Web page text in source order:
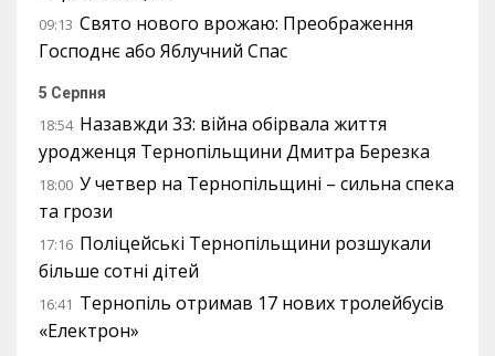
09:13 Свято нового врожаю: Преображення
Господнє або Яблучний Спас
5 Серпня
18:54 Назавжди 33: війна обірвала життя
уродженця Тернопільщини Дмитра Березка
18:00 У четвер на Тернопільщині – сильна спека
та грози
17:16 Поліцейські Тернопільщини розшукали
більше сотні дітей
16:41 Тернопіль отримав 17 нових тролейбусів
«Електрон»